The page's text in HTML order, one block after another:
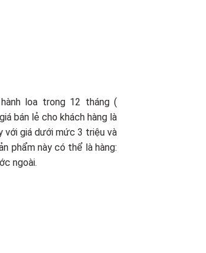
loa trong 12 tháng (
bán lẻ cho khách hàng là
với giá dưới mức 3 triệu và
phẩm này có thể là hàng:
ngoài.